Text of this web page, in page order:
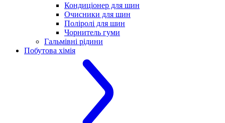
Кондиціонер для шин
Очисники для шин
Поліролі для шин
Чорнитель гуми
Гальмівні рідини
Побутова хімія